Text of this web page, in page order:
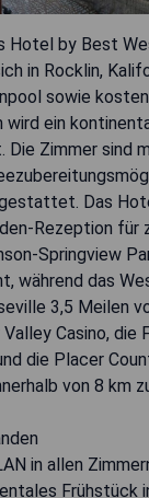
Hotel by Best
in Rocklin,
sowie
wird ein
Die Zimmer sind
Das
Rezeption für
Springview
während das
3,5 Meilen
Casino, die
die Placer
von 8 km
in allen
Frühstück